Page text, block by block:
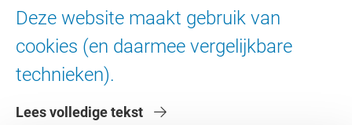
Deze website maakt gebruik van
cookies (en daarmee vergelijkbare
technieken).
Lees volledige tekst
Contact en route
Werken bij de VU
Faculteiten
Diensten